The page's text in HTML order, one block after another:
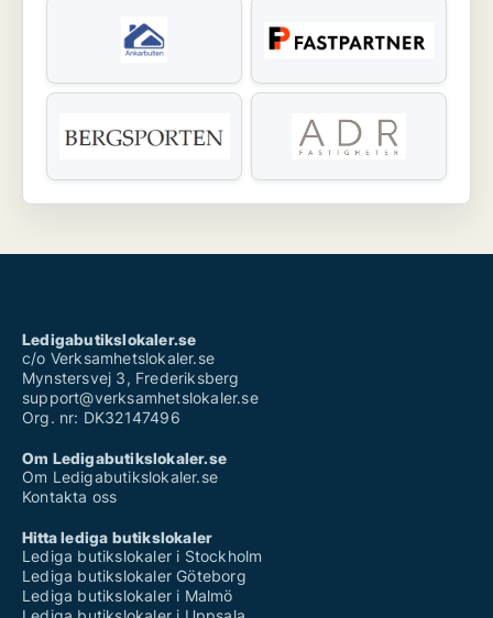
Ledigabutikslokaler.se
c/o Verksamhetslokaler.se
Mynstersvej 3, Frederiksberg
support@verksamhetslokaler.se
Org. nr: DK32147496
Om Ledigabutikslokaler.se
Om Ledigabutikslokaler.se
Kontakta oss
Hitta lediga butikslokaler
Lediga butikslokaler i Stockholm
Lediga butikslokaler Göteborg
Lediga butikslokaler i Malmö